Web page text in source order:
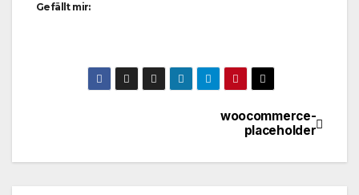
Gefällt mir:
Beitragsnavigationwoocommerce-
placeholder